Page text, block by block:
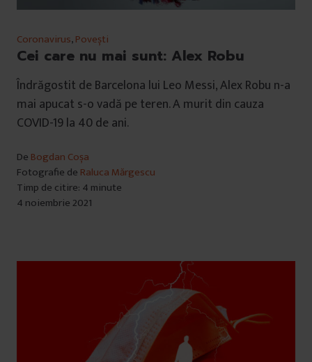
Coronavirus,Povești
Cei care nu mai sunt: Alex Robu
Îndrăgostit de Barcelona lui Leo Messi, Alex Robu n-a
mai apucat s-o vadă pe teren. A murit din cauza
COVID-19 la 40 de ani.
De Bogdan Coșa
Fotografie de Raluca Mărgescu
Timp de citire: 4 minute
4 noiembrie 2021